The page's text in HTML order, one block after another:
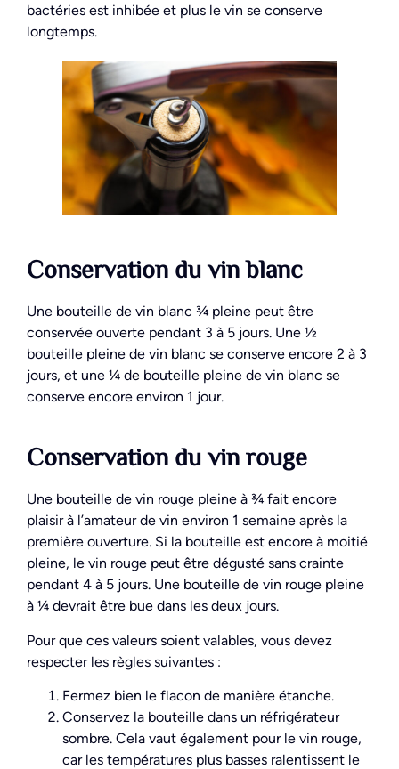
bactéries est inhibée et plus le vin se conserve
longtemps.
Conservation du vin blanc
Une bouteille de vin blanc ¾ pleine peut être
conservée ouverte pendant 3 à 5 jours. Une ½
bouteille pleine de vin blanc se conserve encore 2 à 3
jours, et une ¼ de bouteille pleine de vin blanc se
conserve encore environ 1 jour.
Conservation du vin rouge
Une bouteille de vin rouge pleine à ¾ fait encore
plaisir à l’amateur de vin environ 1 semaine après la
première ouverture. Si la bouteille est encore à moitié
pleine, le vin rouge peut être dégusté sans crainte
pendant 4 à 5 jours. Une bouteille de vin rouge pleine
à ¼ devrait être bue dans les deux jours.
Pour que ces valeurs soient valables, vous devez
respecter les règles suivantes :
Fermez bien le flacon de manière étanche.
Conservez la bouteille dans un réfrigérateur
sombre. Cela vaut également pour le vin rouge,
car les températures plus basses ralentissent le